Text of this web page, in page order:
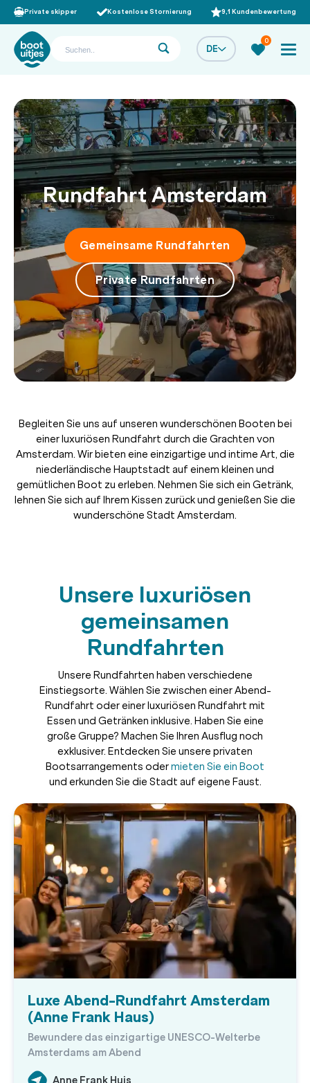
Private skipper Kostenlose Stornierung 9,1 Kundenbewertung
DE
0
Rundfahrt Amsterdam
Gemeinsame Rundfahrten
Private Rundfahrten
Begleiten Sie uns auf unseren wunderschönen Booten bei
einer luxuriösen Rundfahrt durch die Grachten von
Amsterdam. Wir bieten eine einzigartige und intime Art, die
niederländische Hauptstadt auf einem kleinen und
gemütlichen Boot zu erleben. Nehmen Sie sich ein Getränk,
lehnen Sie sich auf Ihrem Kissen zurück und genießen Sie die
wunderschöne Stadt Amsterdam.
Unsere luxuriösen
gemeinsamen
Rundfahrten
Unsere Rundfahrten haben verschiedene
Einstiegsorte. Wählen Sie zwischen einer Abend-
Rundfahrt oder einer luxuriösen Rundfahrt mit
Essen und Getränken inklusive. Haben Sie eine
große Gruppe? Machen Sie Ihren Ausflug noch
exklusiver. Entdecken Sie unsere privaten
Bootsarrangements odermieten Sie ein Boot
und erkunden Sie die Stadt auf eigene Faust.
Luxe Abend-Rundfahrt Amsterdam
(Anne Frank Haus)
Bewundere das einzigartige UNESCO-Welterbe
Amsterdams am Abend
Anne Frank Huis